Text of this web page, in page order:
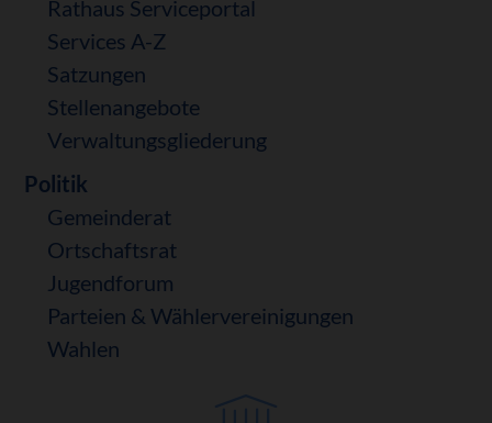
Rathaus Serviceportal
Services A-Z
Satzungen
Stellenangebote
Verwaltungsgliederung
Politik
Gemeinderat
Ortschaftsrat
Jugendforum
Parteien & Wählervereinigungen
Wahlen